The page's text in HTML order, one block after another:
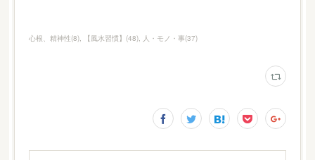
心根、精神性(8) 【風水習慣】 (48) 人・モノ・事(37)